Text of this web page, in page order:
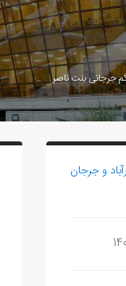
جرجانی بنت ناصر
و جرجان